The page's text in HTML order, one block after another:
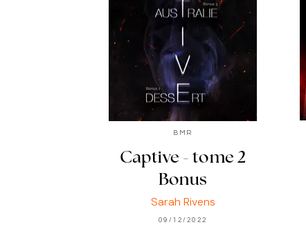
BMR
Captive - tome 2
Bonus
Sarah Rivens
09/12/2022